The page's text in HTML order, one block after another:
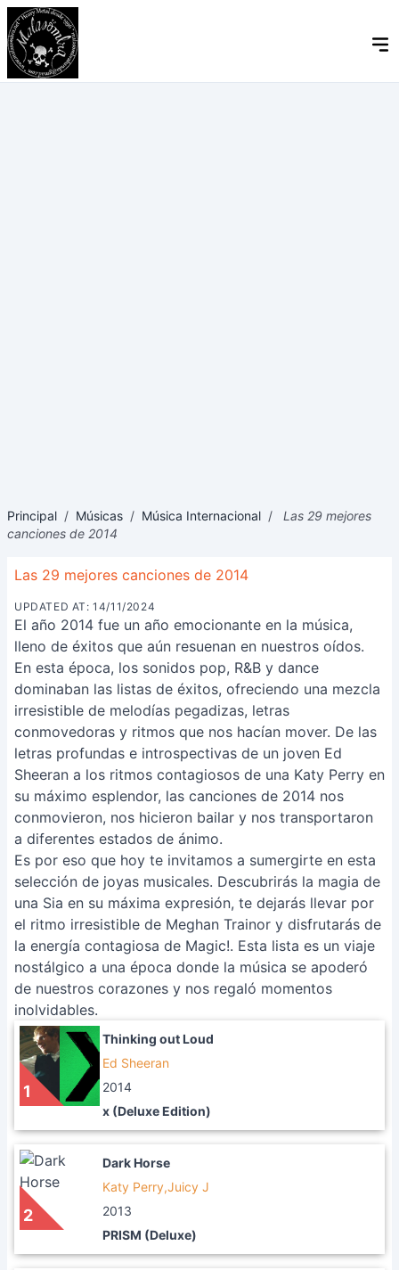
Principal / Músicas / Música Internacional /
Las 29 mejores
canciones de 2014
Las 29 mejores canciones de 2014
UPDATED AT: 14/11/2024
El año 2014 fue un año emocionante en la música,
lleno de éxitos que aún resuenan en nuestros oídos.
En esta época, los sonidos pop, R&B y dance
dominaban las listas de éxitos, ofreciendo una mezcla
irresistible de melodías pegadizas, letras
conmovedoras y ritmos que nos hacían mover. De las
letras profundas e introspectivas de un joven Ed
Sheeran a los ritmos contagiosos de una Katy Perry en
su máximo esplendor, las canciones de 2014 nos
conmovieron, nos hicieron bailar y nos transportaron
a diferentes estados de ánimo.
Es por eso que hoy te invitamos a sumergirte en esta
selección de joyas musicales. Descubrirás la magia de
una Sia en su máxima expresión, te dejarás llevar por
el ritmo irresistible de Meghan Trainor y disfrutarás de
la energía contagiosa de Magic!. Esta lista es un viaje
nostálgico a una época donde la música se apoderó
de nuestros corazones y nos regaló momentos
inolvidables.
1
Thinking out Loud
Ed Sheeran
2014
x (Deluxe Edition)
2
Dark Horse
Katy Perry,Juicy J
2013
PRISM (Deluxe)